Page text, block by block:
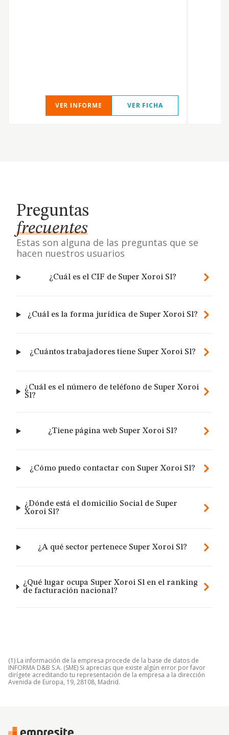
VER INFORME VER FICHA
Preguntas
frecuentes
Estas son alguna de las preguntas que se
hacen nuestros usuarios
¿Cuál es el CIF de Super Xoroi Sl?
¿Cuál es la forma jurídica de Super Xoroi Sl?
¿Cuántos trabajadores tiene Super Xoroi Sl?
¿Cuál es el número de teléfono de Super Xoroi
Sl?
¿Tiene página web Super Xoroi Sl?
¿Cómo puedo contactar con Super Xoroi Sl?
¿Dónde está el domicilio Social de Super
Xoroi Sl?
¿A qué sector pertenece Super Xoroi Sl?
¿Qué lugar ocupa Super Xoroi Sl en el ranking
de facturación nacional?
(1) La información de la empresa procede de la base de datos de
INFORMA D&B S.A. (SME) Si aprecias que existe algún error por favor
dirígete acreditando tu representación de la empresa a la dirección
Avenida de Europa, 19, 28108, Madrid.